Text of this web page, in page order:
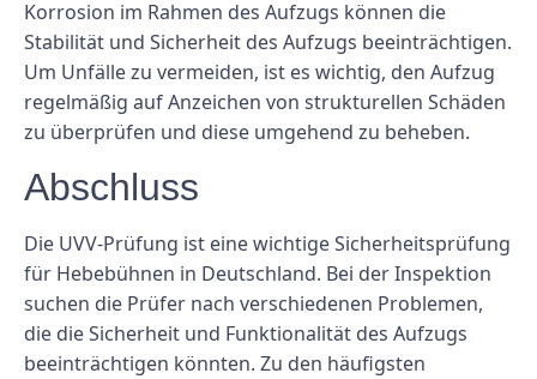
Korrosion im Rahmen des Aufzugs können die
Stabilität und Sicherheit des Aufzugs beeinträchtigen.
Um Unfälle zu vermeiden, ist es wichtig, den Aufzug
regelmäßig auf Anzeichen von strukturellen Schäden
zu überprüfen und diese umgehend zu beheben.
Abschluss
Die UVV-Prüfung ist eine wichtige Sicherheitsprüfung
für Hebebühnen in Deutschland. Bei der Inspektion
suchen die Prüfer nach verschiedenen Problemen,
die die Sicherheit und Funktionalität des Aufzugs
beeinträchtigen könnten. Zu den häufigsten